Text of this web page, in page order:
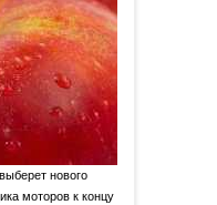
нового
моторов к концу